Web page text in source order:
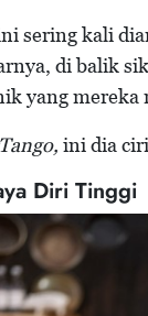
sering kali
di balik
yang mereka
ini dia
Diri Tinggi